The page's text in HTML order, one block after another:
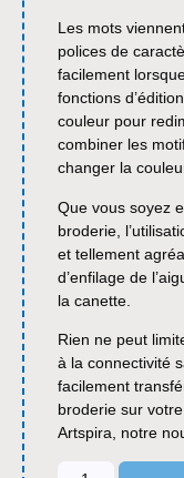
Les mots
polices de
facilement
fonctions
couleur pour
combiner les
changer la
Que vous soyez
broderie,
et tellement
d’enfilage de
la canette.
Rien ne peut
à la connectivité
facilement
broderie sur
Artspira, notre